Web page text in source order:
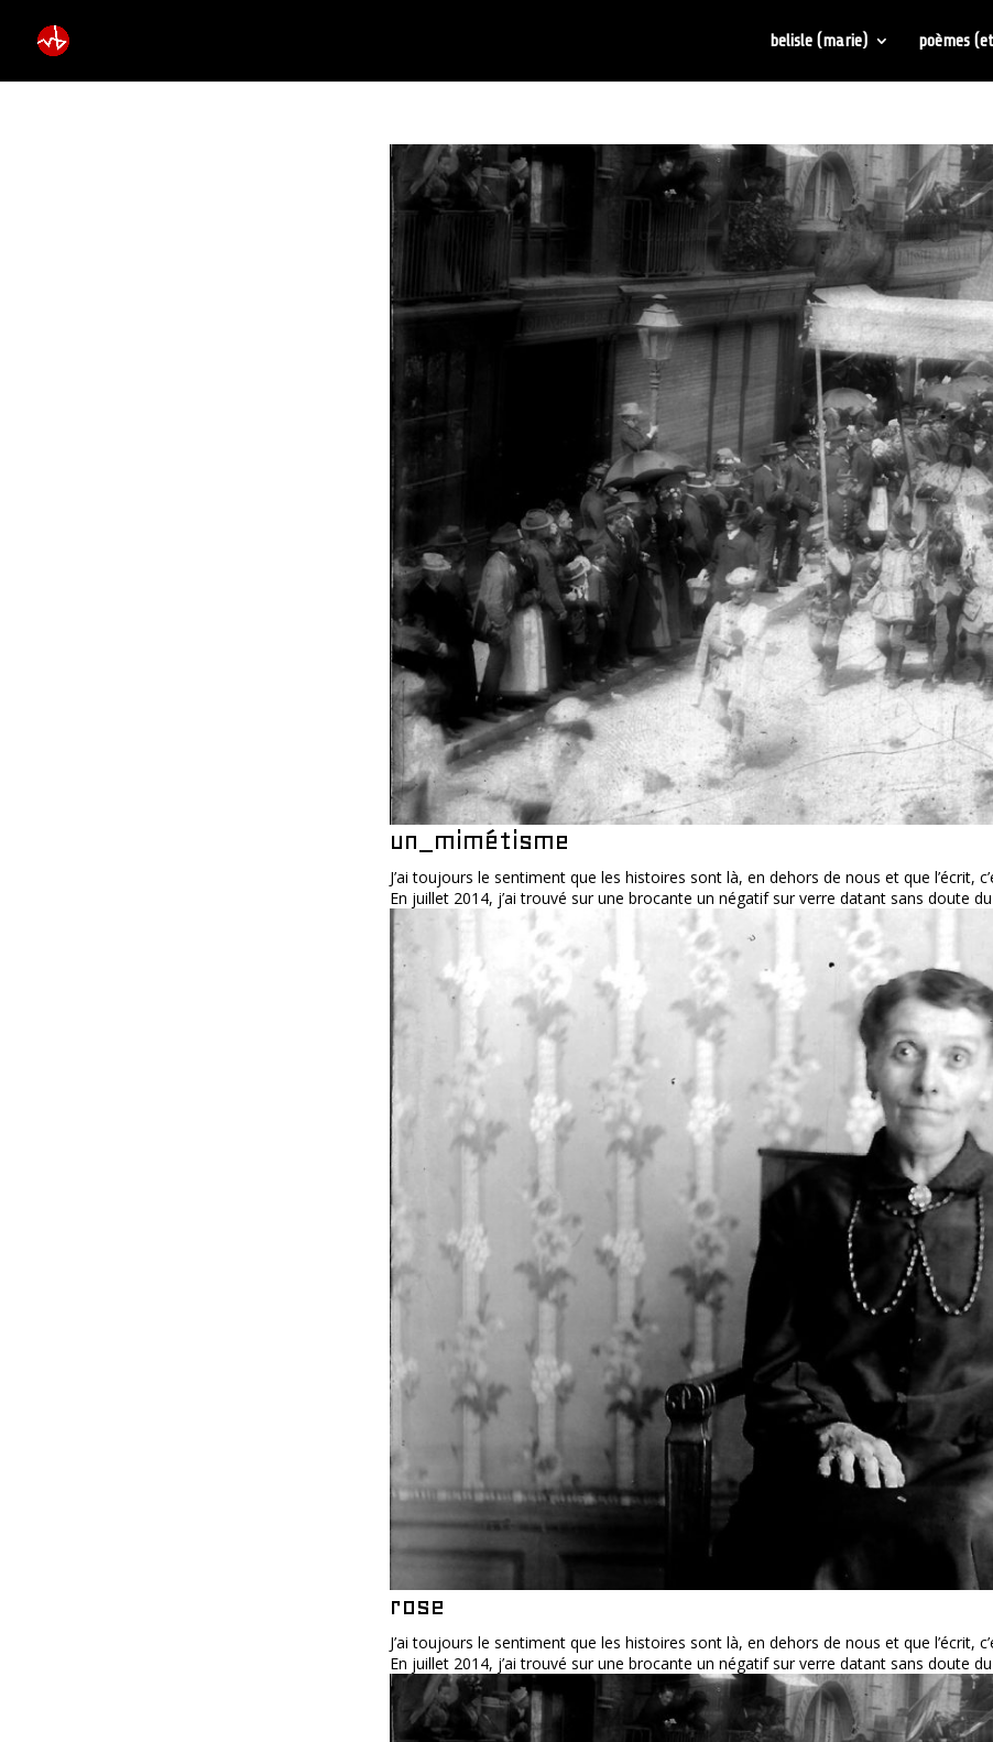
belisle (marie) poèmes
un_mimétisme
J’ai toujours le sentiment que les histoires sont là, en dehors de nous et que l’écrit,
En juillet 2014, j’ai trouvé sur une brocante un négatif sur verre datant sans doute
rose
J’ai toujours le sentiment que les histoires sont là, en dehors de nous et que l’écrit,
En juillet 2014, j’ai trouvé sur une brocante un négatif sur verre datant sans doute